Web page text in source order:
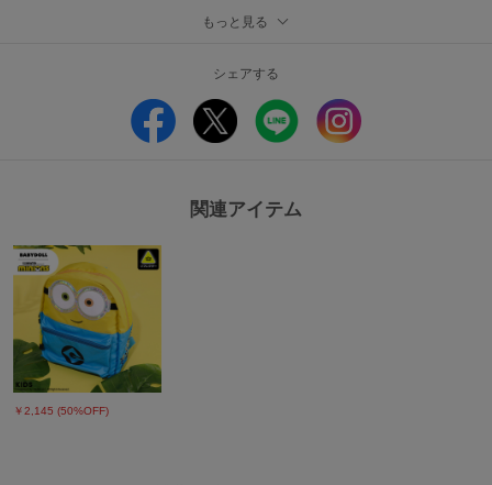
面ファスナーでサイズ調整可
【ご注意事項】
■商品写真と価格に関するご注意
※撮影場所や光のあたり具合、また、お客様のPCモニター環境やスマートフ
ォンの設定などにより実際の色味と異なって見える場合がございます。商品単
体の画像が実物に近い色となっております。
※写真のプリント位置と多少の誤差が生じる場合があります。
※実店舗と実施しているイベント内容が異なる為、販売価格が異なる場合がご
もっと見る
シェアする
関連アイテム
￥2,145 (50%OFF)